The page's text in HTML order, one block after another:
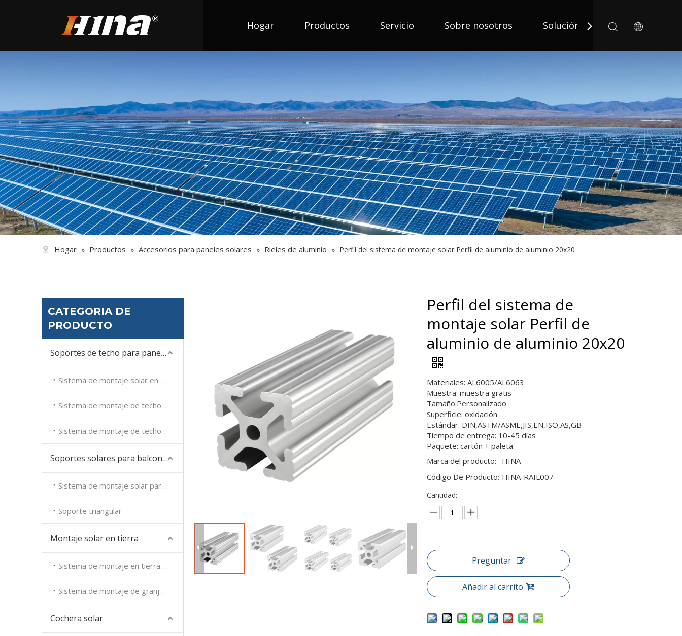
Hogar Productos Servicio Sobre nosotros Solución Solicitud
Hogar » Productos » Accesorios para paneles solares » Rieles de aluminio » Perfil del sistema de montaje solar Perfil de aluminio de aluminio 20x20
CATEGORIA DE
PRODUCTO
Soportes de techo para paneles solares
Sistema de montaje solar en techo plano
Sistema de montaje de techo de tejas solares
Sistema de montaje de techo de metal solar
Soportes solares para balcones
Sistema de montaje solar para balcones
Soporte triangular
Montaje solar en tierra
Sistema de montaje en tierra solar
Sistema de montaje de granja solar
Cochera solar
Perfil del sistema de
montaje solar Perfil de
aluminio de aluminio 20x20
Materiales: AL6005/AL6063
Muestra: muestra gratis
Tamaño:Personalizado
Superficie: oxidación
Estándar: DIN,ASTM/ASME,JIS,EN,ISO,AS,GB
Tiempo de entrega: 10-45 días
Paquete: cartón + paleta
Marca del producto:
HINA
Código De Producto: HINA-RAIL007
Cantidad:
Preguntar
Añadir al carrito